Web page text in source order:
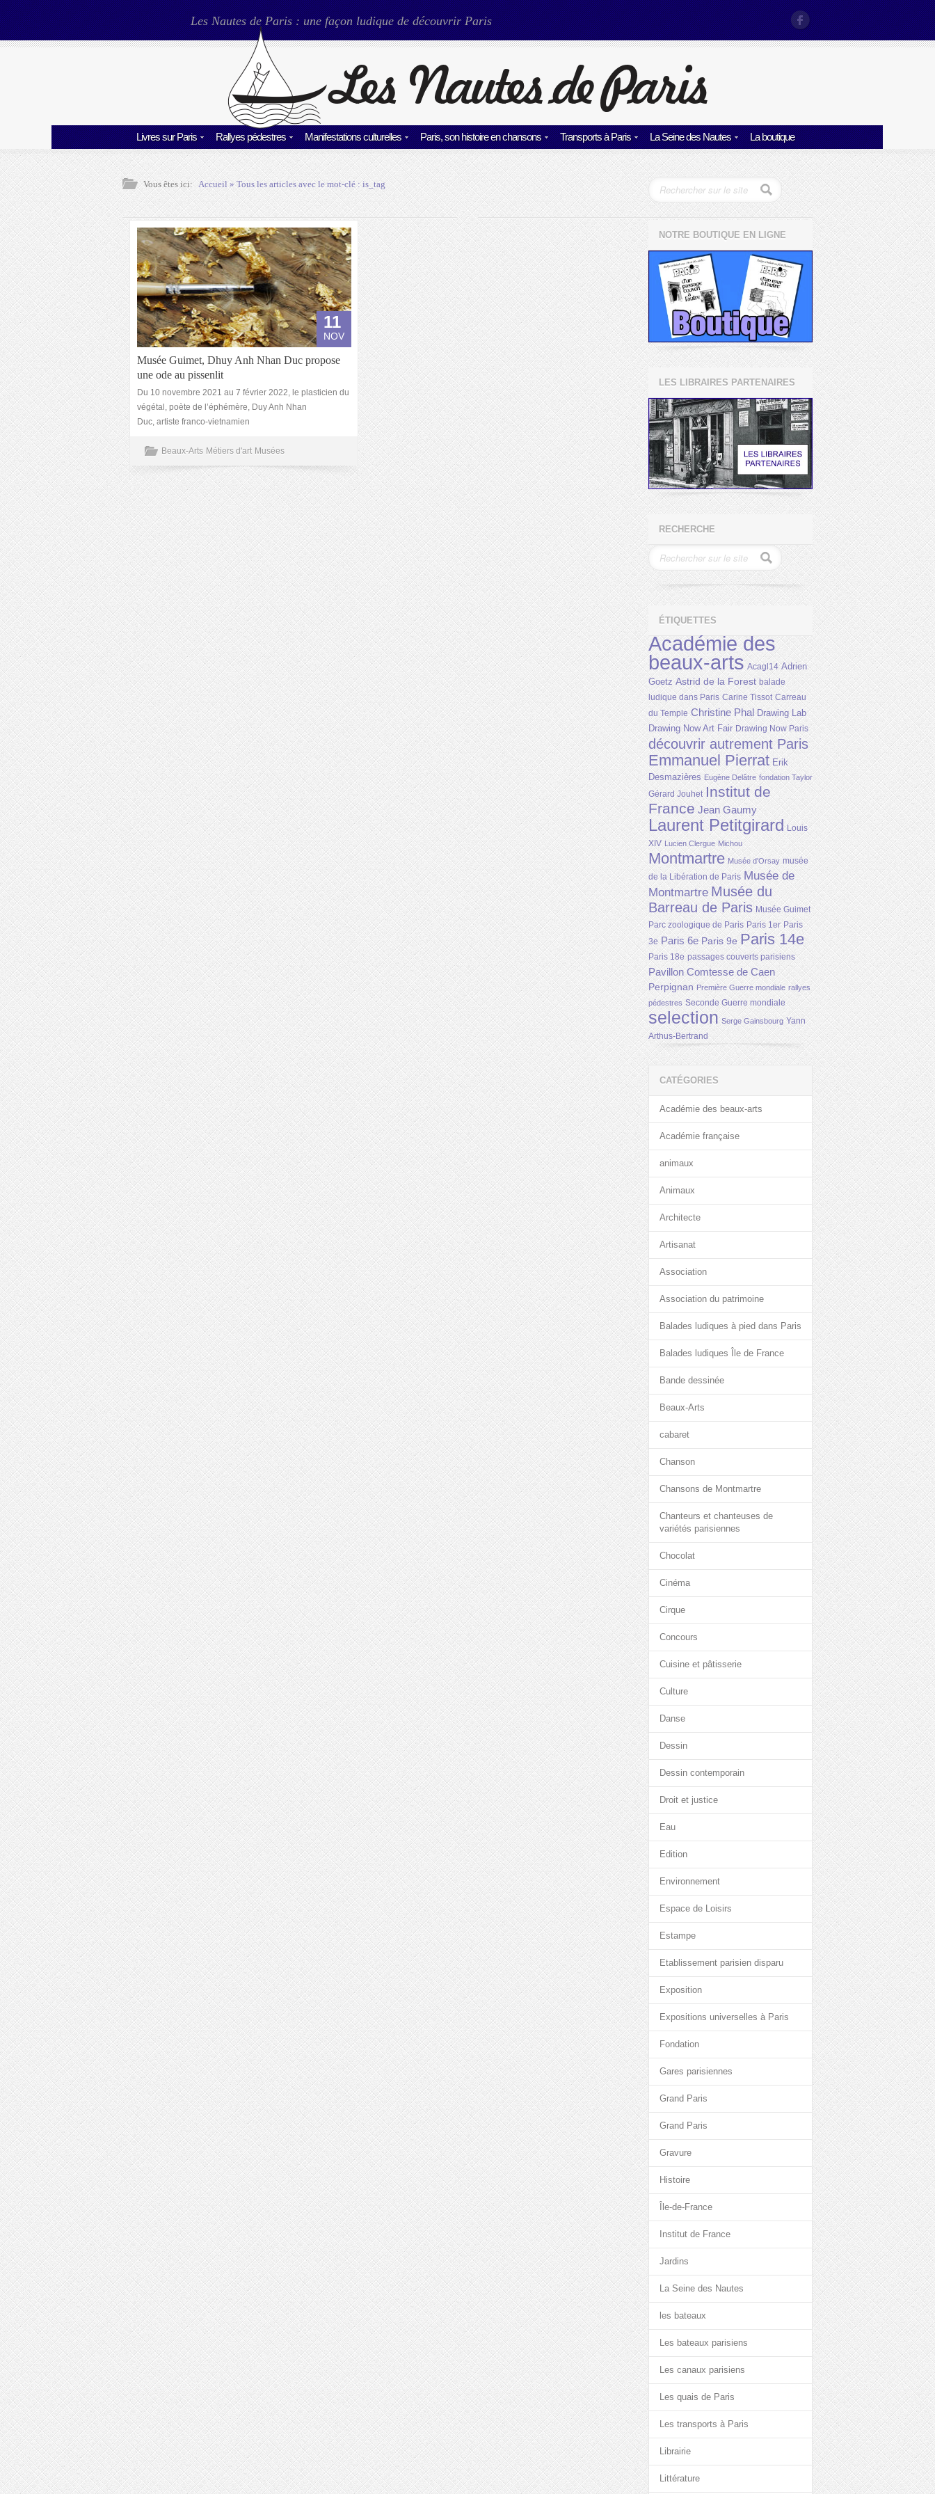
Les Nautes de Paris : une façon ludique de découvrir Paris
Livres sur Paris Rallyes pédestres Manifestations culturelles Paris, son histoire en chansons Transports à Paris La Seine des Nautes La boutique
Vous êtes ici: Accueil» Tous les articles avec le mot-clé :is_tag
11
NOV
Musée Guimet, Dhuy Anh Nhan Duc propose
une ode au pissenlit
Du 10 novembre 2021 au 7 février 2022, le plasticien du
végétal, poète de l’éphémère, Duy Anh Nhan
Duc, artiste franco-vietnamien
Beaux-Arts Métiers d'art Musées
NOTRE BOUTIQUE EN LIGNE
LES LIBRAIRES PARTENAIRES
RECHERCHE
ÉTIQUETTES
Académie des
beaux-arts Acagl14 Adrien
Goetz Astrid de la Forest balade
ludique dans Paris Carine Tissot Carreau
du Temple Christine Phal Drawing Lab
Drawing Now Art Fair Drawing Now Paris
découvrir autrement Paris
Emmanuel Pierrat Erik
Desmazières Eugène Delâtre fondation Taylor
Gérard Jouhet Institut de
France Jean Gaumy
Laurent Petitgirard Louis
XIV Lucien Clergue Michou
Montmartre Musée d'Orsay musée
de la Libération de Paris Musée de
Montmartre Musée du
Barreau de Paris Musée Guimet
Parc zoologique de Paris Paris 1er Paris
3e Paris 6e Paris 9e Paris 14e
Paris 18e passages couverts parisiens
Pavillon Comtesse de Caen
Perpignan Première Guerre mondiale rallyes
pédestres Seconde Guerre mondiale
selection Serge Gainsbourg Yann
Arthus-Bertrand
CATÉGORIES
Académie des beaux-arts
Académie française
animaux
Animaux
Architecte
Artisanat
Association
Association du patrimoine
Balades ludiques à pied dans Paris
Balades ludiques Île de France
Bande dessinée
Beaux-Arts
cabaret
Chanson
Chansons de Montmartre
Chanteurs et chanteuses de
variétés parisiennes
Chocolat
Cinéma
Cirque
Concours
Cuisine et pâtisserie
Culture
Danse
Dessin
Dessin contemporain
Droit et justice
Eau
Edition
Environnement
Espace de Loisirs
Estampe
Etablissement parisien disparu
Exposition
Expositions universelles à Paris
Fondation
Gares parisiennes
Grand Paris
Grand Paris
Gravure
Histoire
Île-de-France
Institut de France
Jardins
La Seine des Nautes
les bateaux
Les bateaux parisiens
Les canaux parisiens
Les quais de Paris
Les transports à Paris
Librairie
Littérature